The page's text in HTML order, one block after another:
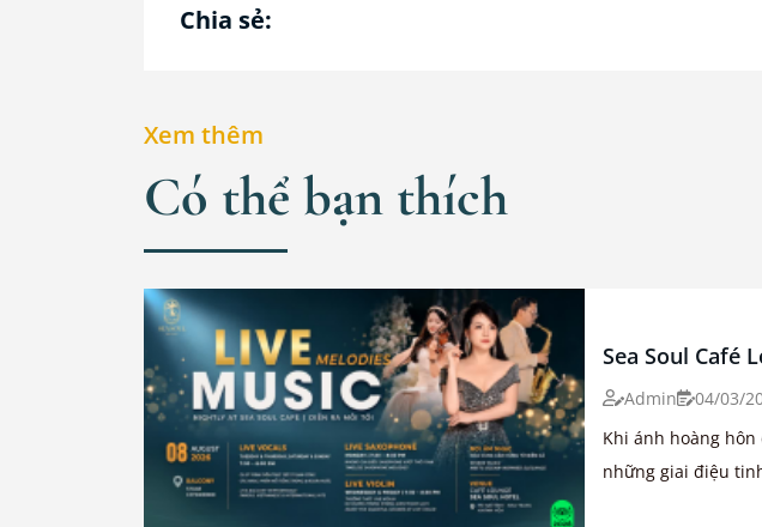
Chia sẻ:
Xem thêm
Có thể bạn thích
Sea Soul Café
Admin 04/03/
Khi ánh hoàng
những giai điệu